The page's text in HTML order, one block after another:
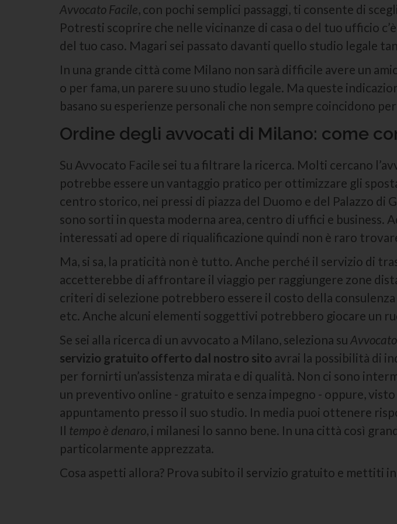
Avvocato Facile, con pochi semplici passaggi, ti consente di
Potresti scoprire che nelle vicinanze di casa o del tuo ufficio
del tuo caso. Magari sei passato davanti quello studio legale
In una grande città come Milano non sarà difficile avere un
o per fama, un parere su uno studio legale. Ma queste
basano su esperienze personali che non sempre coincidono
Ordine degli avvocati di Milano: come
Su Avvocato Facile sei tu a filtrare la ricerca. Molti cercano
potrebbe essere un vantaggio pratico per ottimizzare gli
centro storico, nei pressi di piazza del Duomo e del Palazzo
sono sorti in questa moderna area, centro di uffici e
interessati ad opere di riqualificazione quindi non è raro
Ma, si sa, la praticità non è tutto. Anche perché il servizio di
accetterebbe di affrontare il viaggio per raggiungere zone
criteri di selezione potrebbero essere il costo della
etc. Anche alcuni elementi soggettivi potrebbero giocare un
Se sei alla ricerca di un avvocato a Milano, seleziona su
servizio gratuito offerto dal nostro sito avrai la possibilità di
per fornirti un’assistenza mirata e di qualità. Non ci sono
un preventivo online - gratuito e senza impegno - oppure,
appuntamento presso il suo studio. In media puoi ottenere
Il tempo è denaro, i milanesi lo sanno bene. In una città così
particolarmente apprezzata.
Cosa aspetti allora? Prova subito il servizio gratuito e mettiti